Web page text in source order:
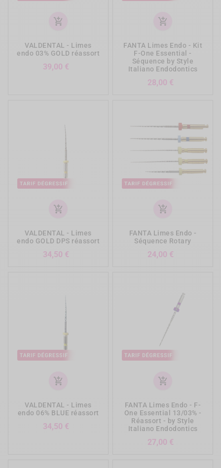
add_shopping_cart
VALDENTAL - Limes
endo 03% GOLD réassort
39,00 €
add_shopping_cart
FANTA Limes Endo - Kit
F-One Essential -
Séquence by Style
Italiano Endodontics
28,00 €
add_shopping_cart
VALDENTAL - Limes
endo GOLD DPS réassort
34,50 €
add_shopping_cart
FANTA Limes Endo -
Séquence Rotary
24,00 €
add_shopping_cart
VALDENTAL - Limes
endo 06% BLUE réassort
34,50 €
add_shopping_cart
FANTA Limes Endo - F-
One Essential 13/03% -
Réassort - by Style
Italiano Endodontics
27,00 €